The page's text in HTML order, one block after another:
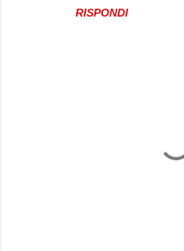
RISPONDI